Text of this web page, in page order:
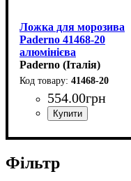
Ложка для морозива
Paderno 41468-20
алюмінієва
(50мл,d55мм)
Paderno (Італія)
41468-20
554.00грн
Фільтр